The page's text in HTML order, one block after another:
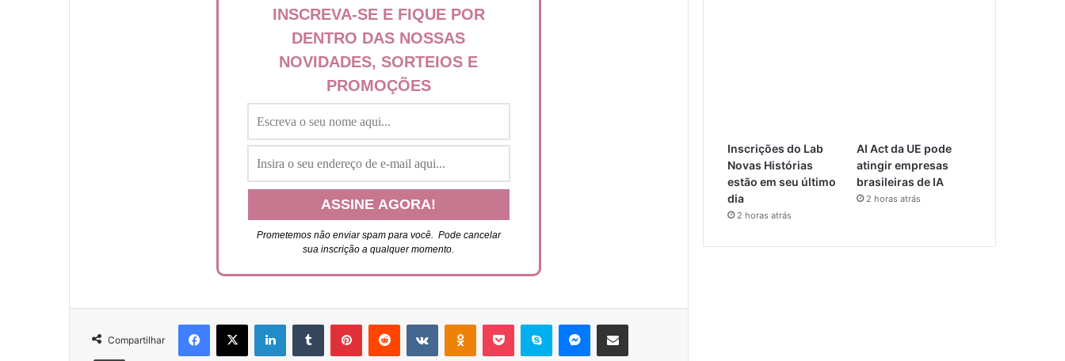
INSCREVA-SE E FIQUE POR
DENTRO DAS NOSSAS
NOVIDADES, SORTEIOS E
PROMOÇÕES
Prometemos não enviar spam para você. Pode cancelar
sua inscrição a qualquer momento.
Compartilhar
Inscrições do Lab
Novas Histórias
estão em seu último
dia
2 horas atrás
AI Act da UE pode
atingir empresas
brasileiras de IA
2 horas atrás